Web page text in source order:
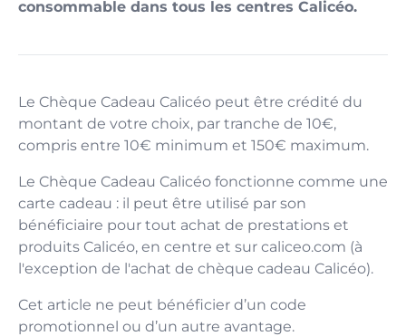
consommable dans tous les centres Calicéo.
Le Chèque Cadeau Calicéo peut être crédité du
montant de votre choix, par tranche de 10€,
compris entre 10€ minimum et 150€ maximum.
Le Chèque Cadeau Calicéo fonctionne comme une
carte cadeau : il peut être utilisé par son
bénéficiaire pour tout achat de prestations et
produits Calicéo, en centre et sur caliceo.com (à
l'exception de l'achat de chèque cadeau Calicéo).
Cet article ne peut bénéficier d’un code
promotionnel ou d’un autre avantage.